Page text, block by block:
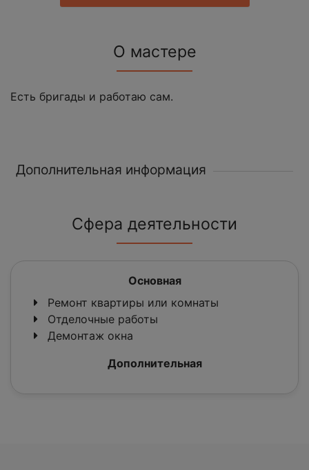
О мастере
Есть бригады и работаю сам.
Дополнительная информация
Сфера деятельности
Основная
Ремонт квартиры или комнаты
Отделочные работы
Демонтаж окна
Дополнительная